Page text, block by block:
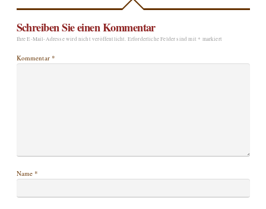
Schreiben Sie einen Kommentar
Ihre E-Mail-Adresse wird nicht veröffentlicht. Erforderliche Felder sind mit * markiert
Kommentar*
Name*